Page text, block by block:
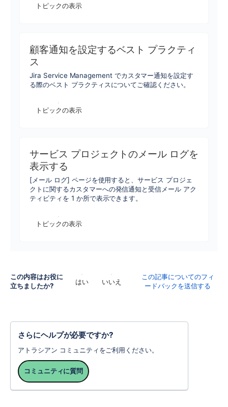
トピックの表示
顧客通知を設定するベスト プラクティ
ス
Jira Service Management でカスタマー通知を設定す
る際のベスト プラクティスについてご確認ください。
トピックの表示
サービス プロジェクトのメール ログを
表示する
[メール ログ] ページを使用すると、サービス プロジェ
クトに関するカスタマーへの発信通知と受信メール アク
ティビティを 1 か所で表示できます。
トピックの表示
この内容はお役に
立ちましたか?
はい いいえ
この記事についてのフィ
ードバックを送信する
さらにヘルプが必要ですか?
アトラシアン コミュニティをご利用ください。
コミュニティに質問